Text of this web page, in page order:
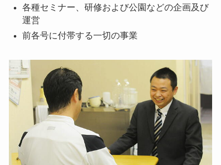
各種セミナー、研修および公園などの企画及び
運営
前各号に付帯する一切の事業